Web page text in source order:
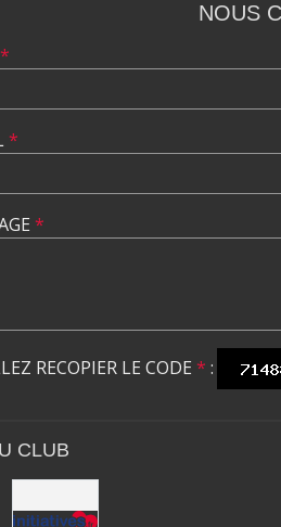
NOUS
*
*
*
RECOPIER LE CODE * :
CLUB